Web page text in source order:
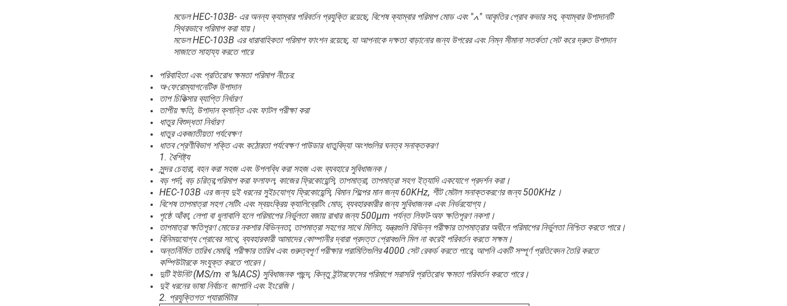
মডেল HEC-103B- এর অনন্য ক্যাম্বার পরিবর্তন প্রযুক্তি রয়েছে, বিশেষ ক্যাম্বার পরিমাপ মোড এবং "∧" আকৃতির প্রোব কভার সহ, ক্যাম্বার উপাদানটি
স্থিরভাবে পরিমাপ করা যায়।
মডেল HEC-103B এর ধারাবাহিকতা পরিমাপ ফাংশন রয়েছে, যা আপনাকে দক্ষতা বাড়ানোর জন্য উপরের এবং নিম্ন সীমানা সতর্কতা সেট করে দ্রুত উপাদান
সাজাতে সাহায্য করতে পারে
পরিবাহিতা এবং প্রতিরোধ ক্ষমতা পরিমাপ নীচের:
অ-ফেরোম্যাগনেটিক উপাদান
তাপ চিকিত্সার ব্যাপ্তি নির্ধারণ
তাপীয় ক্ষতি, উপাদান ক্লান্তি এবং ফাটল পরীক্ষা করা
ধাতুর বিশুদ্ধতা নির্ধারণ
ধাতুর একজাতীয়তা পর্যবেক্ষণ
ধাতব শ্রেণীবিভাগ শক্তি এবং কঠোরতা পর্যবেক্ষণ পাউডার ধাতুবিদ্যা অংশগুলির ঘনত্ব সনাক্তকরণ
1. বৈশিষ্ট্য
সুন্দর চেহারা, বহন করা সহজ এবং উপলব্ধি করা সহজ এবং ব্যবহারে সুবিধাজনক।
বড় পর্দা, বড় চরিত্র;পরিমাপ করা ফলাফল, কাজের ফ্রিকোয়েন্সি, তাপমাত্রা, তাপমাত্রা সহগ ইত্যাদি একযোগে প্রদর্শন করা।
HEC-103B এর জন্য দুই ধরনের সুইচযোগ্য ফ্রিকোয়েন্সি, বিমান শিল্পের মান জন্য 60KHz, শীট মেটাল সনাক্তকরণের জন্য 500KHz।
বিশেষ তাপমাত্রা সহগ সেটিং এবং স্বয়ংক্রিয় ক্যালিব্রেটিং মোড, ব্যবহারকারীর জন্য সুবিধাজনক এবং নির্ভরযোগ্য।
পৃষ্ঠে আঁকা, লেপা বা ধুলাবালি হলে পরিমাপের নির্ভুলতা বজায় রাখার জন্য 500μm পর্যন্ত লিফট-অফ ক্ষতিপূরণ নকশা।
তাপমাত্রা ক্ষতিপূরণ মোডের নকশার বিভিন্নতা, তাপমাত্রা সহগের সাথে মিলিত, যন্ত্রগুলি বিভিন্ন পরীক্ষার তাপমাত্রার অধীনে পরিমাপের নির্ভুলতা নিশ্চিত করতে পারে।
বিনিময়যোগ্য প্রোবের সাথে, ব্যবহারকারী আমাদের কোম্পানীর দ্বারা প্রদত্ত প্রোবগুলি মিল না করেই পরিবর্তন করতে সক্ষম।
অন্তর্নির্মিত তারিখ মেমরি, পরীক্ষার তারিখ এবং গুরুত্বপূর্ণ পরীক্ষার পরামিতিগুলির 4000 সেট রেকর্ড করতে পারে, আপনি একটি সম্পূর্ণ প্রতিবেদন তৈরি করতে
কম্পিউটারকে সংযুক্ত করতে পারেন।
দুটি ইউনিট (MS/m বা %IACS) সুবিধাজনক পছন্দ, কিন্তু ইন্টারফেসের পরিমাপে সরাসরি প্রতিরোধ ক্ষমতা পরিবর্তন করতে পারে।
দুই ধরনের ভাষা নির্বাচন: জাপানি এবং ইংরেজি।
2. প্রযুক্তিগত প্যারামিটার